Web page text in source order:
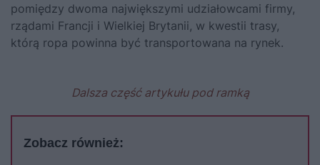
pomiędzy dwoma największymi udziałowcami firmy,
rządami Francji i Wielkiej Brytanii, w kwestii trasy,
którą ropa powinna być transportowana na rynek.
Dalsza część artykułu pod ramką
Zobacz również: